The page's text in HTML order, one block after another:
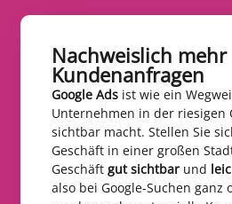
Nachweislich mehr
Kundenanfragen​
Google Ads ist wie ein
Unternehmen in der riesigen
sichtbar macht. Stellen Sie
Geschäft in einer großen
Geschäft gut sichtbar und
also bei Google-Suchen ganz